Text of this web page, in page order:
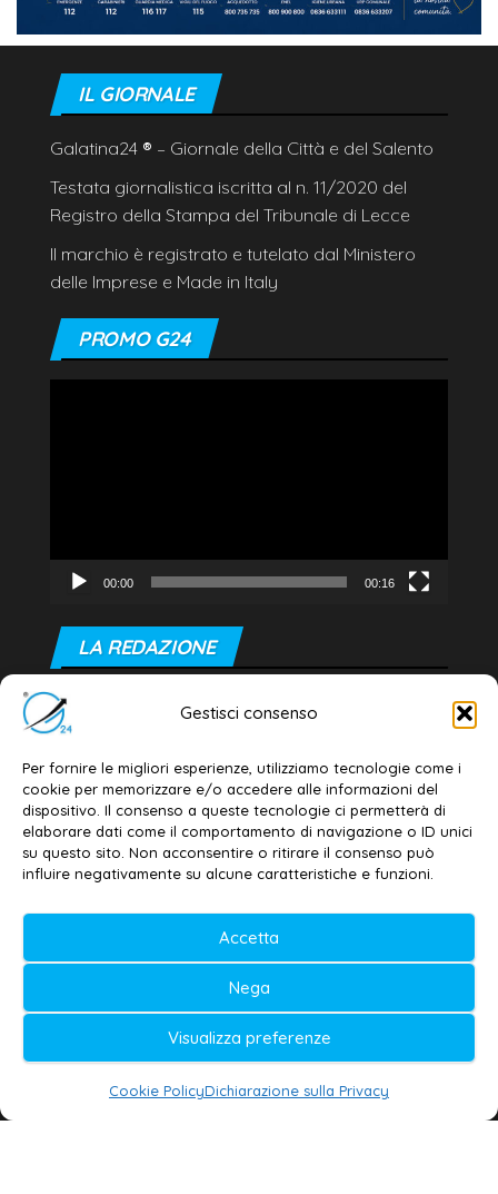
Gestisci consenso
Per fornire le migliori esperienze, utilizziamo tecnologie come i
cookie per memorizzare e/o accedere alle informazioni del
dispositivo. Il consenso a queste tecnologie ci permetterà di
elaborare dati come il comportamento di navigazione o ID unici
su questo sito. Non acconsentire o ritirare il consenso può
influire negativamente su alcune caratteristiche e funzioni.
Accetta
Nega
Visualizza preferenze
Cookie PolicyDichiarazione sulla Privacy
IL GIORNALE
Galatina24 ® – Giornale della Città e del Salento
Testata giornalistica iscritta al n. 11/2020 del
Registro della Stampa del Tribunale di Lecce
Il marchio è registrato e tutelato dal Ministero
delle Imprese e Made in Italy
PROMO G24
00:00 00:16
LA REDAZIONE
Editore e direttore responsabile:
Dott. Daniele G. Masciullo
Email: redazione@galatina24.it
Contatti –Disclaimer
Privacy policy –Cookie policy
Testata iscritta al n. 11/2020 Registro della
Stampa Tribunale di Lecce
Editore e direttore responsabile:
Daniele G. Masciullo